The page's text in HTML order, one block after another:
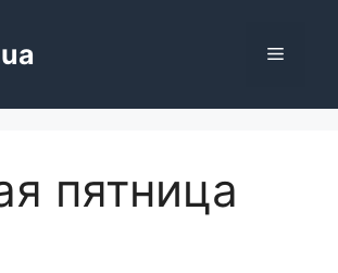
Меню
пятница